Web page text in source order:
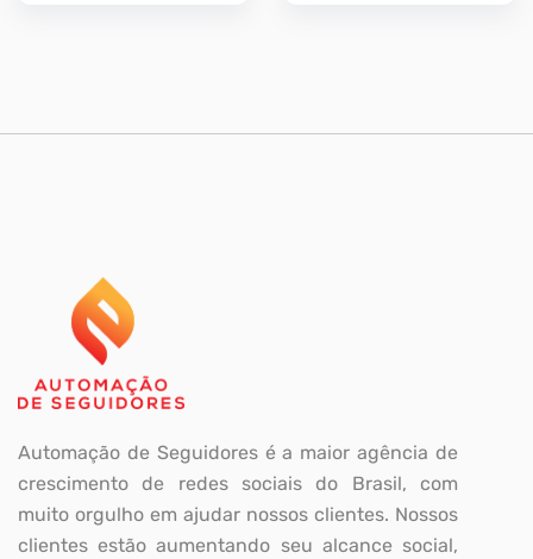
Automação de Seguidores é a maior agência de
crescimento de redes sociais do Brasil, com
muito orgulho em ajudar nossos clientes. Nossos
clientes estão aumentando seu alcance social,